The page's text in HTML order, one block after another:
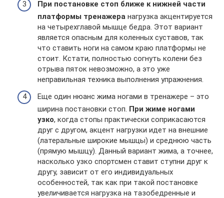
При постановке стоп ближе к нижней части
платформы тренажера нагрузка акцентируется
на четырехглавой мышце бедра. Этот вариант
является опасным для коленных суставов, так
что ставить ноги на самом краю платформы не
стоит. Кстати, полностью согнуть колени без
отрыва пяток невозможно, а это уже
неправильная техника выполнения упражнения.
Еще один нюанс жима ногами в тренажере – это
ширина постановки стоп. При жиме ногами
узко, когда стопы практически соприкасаются
друг с другом, акцент нагрузки идет на внешние
(латеральные широкие мышцы) и среднюю часть
(прямую мышцу). Данный вариант жима, а точнее,
насколько узко спортсмен ставит ступни друг к
другу, зависит от его индивидуальных
особенностей, так как при такой постановке
увеличивается нагрузка на тазобедренные и